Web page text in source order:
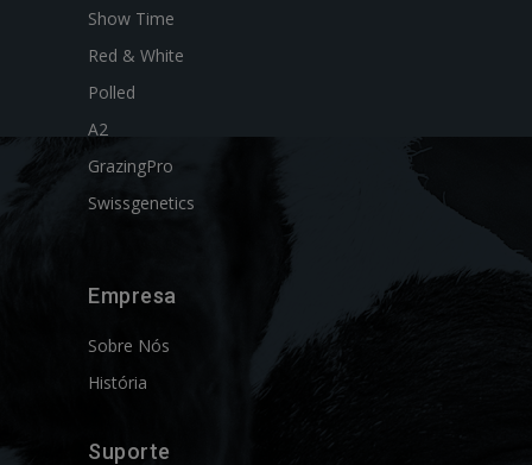
Show Time
Red & White
Polled
A2
GrazingPro
Swissgenetics
Empresa
Sobre Nós
História
Suporte